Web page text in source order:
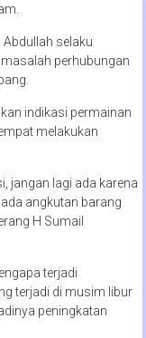
selaku
perhubungan
indikasi permainan
melakukan
jangan lagi ada karena
angkutan barang
H Sumail
terjadi
terjadi di musim libur
peningkatan